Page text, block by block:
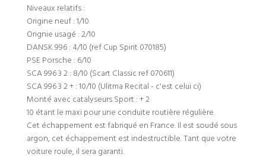
Niveaux relatifs :
Origine neuf : 1/10
Orignie usagé : 2/10
DANSK 996 : 4/10 (ref Cup Spirit 070185)
PSE Porsche : 6/10
SCA 996 3 2 : 8/10 (Scart Classic ref 070611)
SCA 996 3 2 + : 10/10 (Ulitma Recital - c'est celui ci)
Monté avec catalyseurs Sport : + 2
10 étant le maxi pour une conduite routière régulière.
Cet échappement est fabriqué en France. Il est soudé sous
argon, cet échappement est indestructible. Tant que votre
voiture roule, il sera garanti.